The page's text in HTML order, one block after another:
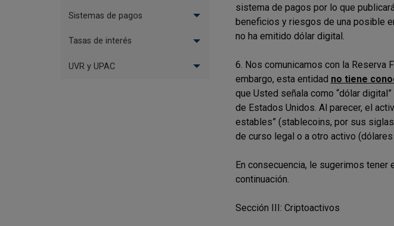
sistema de pagos por lo que
beneficios y riesgos de una posible
no ha emitido dólar digital.
6. Nos comunicamos con la Reserva
embargo, esta entidad no tiene
que Usted señala como “dólar
de Estados Unidos. Al parecer, el
estables” (stablecoins, por sus
de curso legal o a otro activo
En consecuencia, le sugerimos
continuación.
Sección III: Criptoactivos
Sistemas de pagos
Tasas de interés
UVR y UPAC